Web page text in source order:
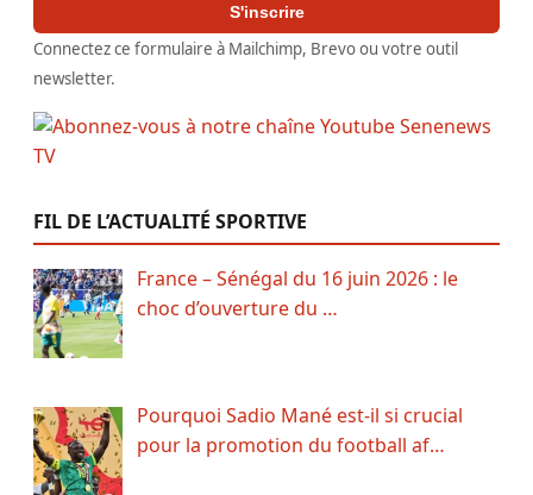
S'inscrire
Connectez ce formulaire à Mailchimp, Brevo ou votre outil
newsletter.
FIL DE L’ACTUALITÉ SPORTIVE
France – Sénégal du 16 juin 2026 : le
choc d’ouverture du …
Pourquoi Sadio Mané est-il si crucial
pour la promotion du football af…